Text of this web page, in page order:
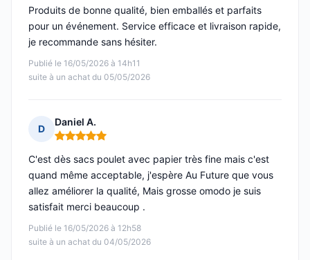
Publié le 16/05/2026 à 14h11
suite à un achat du 05/05/2026
Produits de bonne qualité, bien emballés et parfaits
pour un événement. Service efficace et livraison rapide,
je recommande sans hésiter.
D
Daniel A.
Note : 5 sur 5
Publié le 16/05/2026 à 12h58
suite à un achat du 04/05/2026
C'est dès sacs poulet avec papier très fine mais c'est
quand même acceptable, j'espère Au Future que vous
allez améliorer la qualité, Mais grosse omodo je suis
satisfait merci beaucoup .